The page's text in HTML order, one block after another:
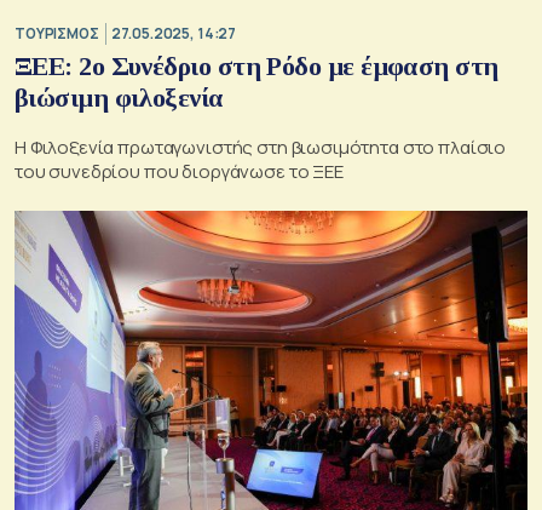
ΤΟΥΡΙΣΜΟΣ 27.05.2025, 14:27
ΞΕΕ: 2ο Συνέδριο στη Ρόδο με έμφαση στη
βιώσιμη φιλοξενία
Η Φιλοξενία πρωταγωνιστής στη βιωσιμότητα στο πλαίσιο
του συνεδρίου που διοργάνωσε το ΞΕΕ